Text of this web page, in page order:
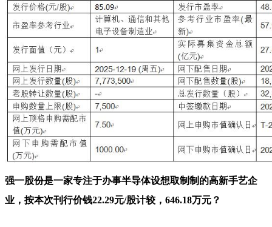
强一股份是一家专注于办事半导体设想取制制的高新手艺企
业，按本次刊行价钱22.29元/股计较，646.18万元？